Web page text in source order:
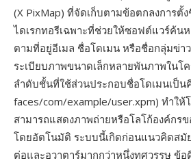
(X PixMap) ที่จัดเก็บตามข้อตกลงการตั้
ไดเรกทอรีเฉพาะที่ช่วยให้ซอฟต์แวร์ค้น
ตามที่อยู่อีเมล ชื่อโดเมน หรือชื่อกลุ่มข่า
ระเบียบภาพขนาดเล็กหลายพันภาพในโ
ลำดับชั้นที่ใช้ส่วนประกอบชื่อโดเมนเป็น
faces/com/example/user.xpm) ทำให้
สามารถแสดงภาพถ่ายหรือโลโก้องค์กร
โดยอัตโนมัติ ระบบนี้เกิดก่อนแนวคิดสมั
ต่อและอวาตาร์มากกว่าหนึ่งทศวรรษ ข้